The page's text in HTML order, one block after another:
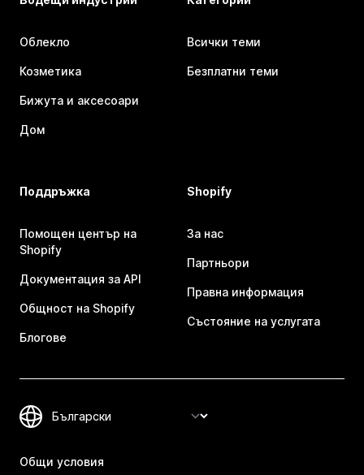
Облекло
Козметика
Бижута и аксесоари
Дом
Всички теми
Безплатни теми
Поддръжка
Помощен център на
Shopify
Документация за API
Общност на Shopify
Блогове
Shopify
За нас
Партньори
Правна информация
Състояние на услугата
Общи условия